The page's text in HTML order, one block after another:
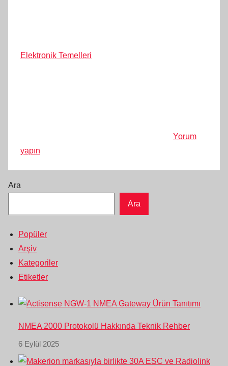
Elektronik Temelleri
Yorum
yapın
Ara
Ara
Popüler
Arşiv
Kategoriler
Etiketler
NMEA 2000 Protokolü Hakkında Teknik Rehber
6 Eylül 2025